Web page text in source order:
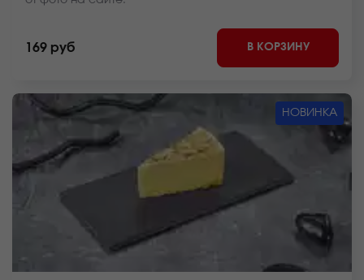
169 руб В КОРЗИНУ
НОВИНКА